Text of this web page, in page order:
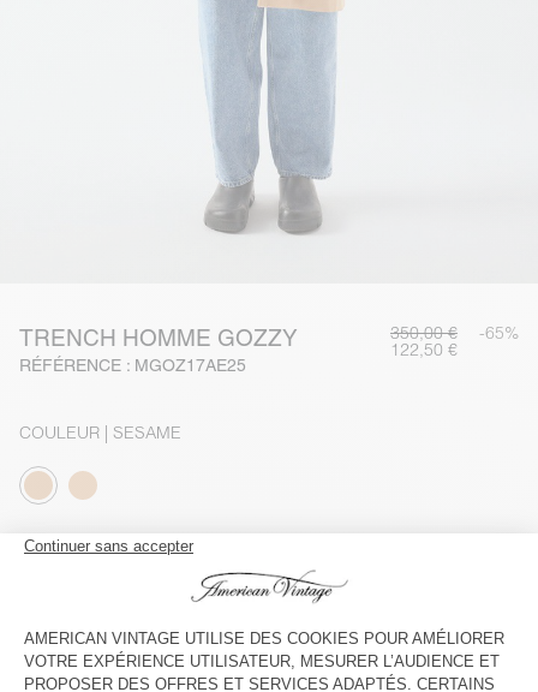
TRENCH HOMME GOZZY
RÉFÉRENCE : MGOZ17AE25
350,00 € -65%
122,50 €
COULEUR | SESAME
Livraison estiméeentre le mercredi 12 août et le vendredi 14
août